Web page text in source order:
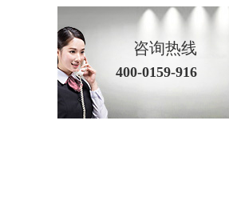
咨询热线
400-0159-916